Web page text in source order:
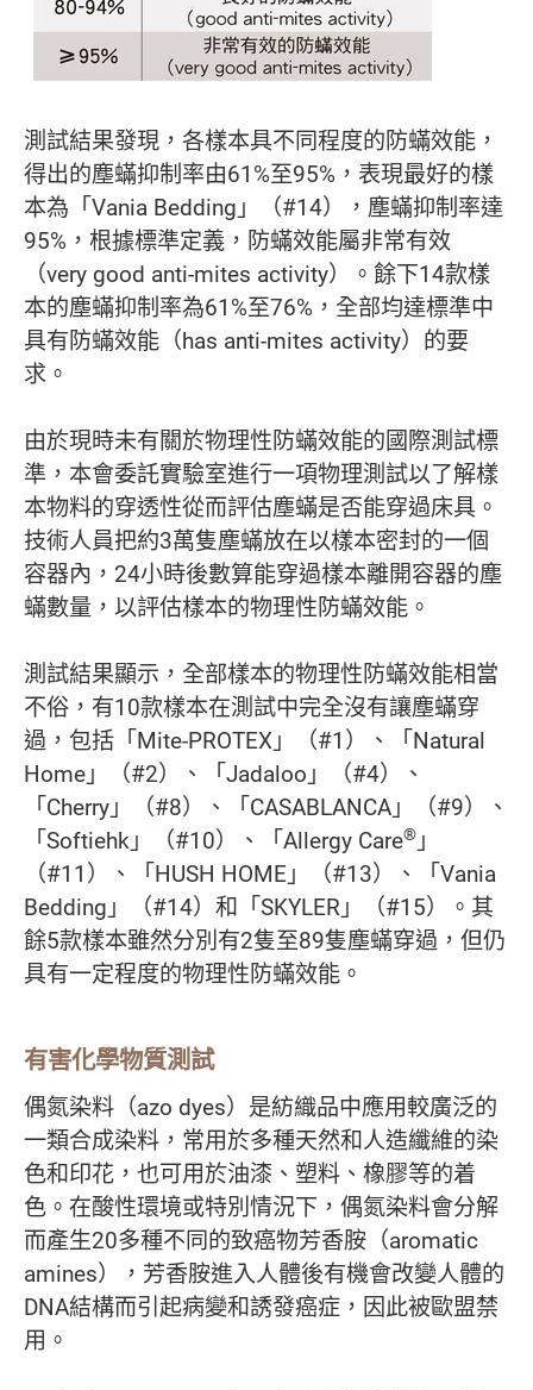
測試結果發現，各樣本具不同程度的防蟎效能，
得出的塵蟎抑制率由61%至95%，表現最好的樣
本為「Vania Bedding」（#14），塵蟎抑制率達
95%，根據標準定義，防蟎效能屬非常有效
（very good anti-mites activity）。餘下14款樣
本的塵蟎抑制率為61%至76%，全部均達標準中
具有防蟎效能（has anti-mites activity）的要
求。
由於現時未有關於物理性防蟎效能的國際測試標
準，本會委託實驗室進行一項物理測試以了解樣
本物料的穿透性從而評估塵蟎是否能穿過床具。
技術人員把約3萬隻塵蟎放在以樣本密封的一個
容器內，24小時後數算能穿過樣本離開容器的塵
蟎數量，以評估樣本的物理性防蟎效能。
測試結果顯示，全部樣本的物理性防蟎效能相當
不俗，有10款樣本在測試中完全沒有讓塵蟎穿
過，包括「Mite-PROTEX」（#1）、「Natural
Home」（#2）、「Jadaloo」（#4）、
「Cherry」（#8）、「CASABLANCA」（#9）、
「Softiehk」（#10）、「Allergy Care® 」
（#11）、「HUSH HOME」（#13）、「Vania
Bedding」（#14）和「SKYLER」（#15）。其
餘5款樣本雖然分別有2隻至89隻塵蟎穿過，但仍
具有一定程度的物理性防蟎效能。
有害化學物質測試
偶氮染料（azo dyes）是紡織品中應用較廣泛的
一類合成染料，常用於多種天然和人造纖維的染
色和印花，也可用於油漆、塑料、橡膠等的着
色。在酸性環境或特別情況下，偶氮染料會分解
而產生20多種不同的致癌物芳香胺（aromatic
amines），芳香胺進入人體後有機會改變人體的
DNA結構而引起病變和誘發癌症，因此被歐盟禁
用。